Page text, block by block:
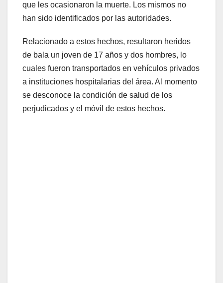
que les ocasionaron la muerte. Los mismos no
han sido identificados por las autoridades.
Relacionado a estos hechos, resultaron heridos
de bala un joven de 17 años y dos hombres, lo
cuales fueron transportados en vehículos privados
a instituciones hospitalarias del área. Al momento
se desconoce la condición de salud de los
perjudicados y el móvil de estos hechos.